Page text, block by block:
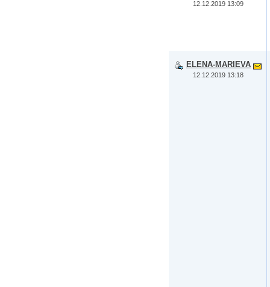
12.12.2019 13:09
ELENA-MARIEVA
12.12.2019 13:18